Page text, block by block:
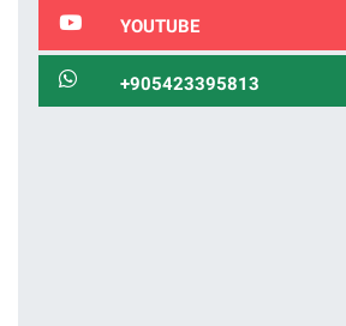
YOUTUBE
+905423395813